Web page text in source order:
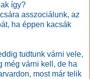
így?
asszociálunk, az
ha éppen kacsák
tudtunk várni vele,
még várni kell, de ha
most már telik